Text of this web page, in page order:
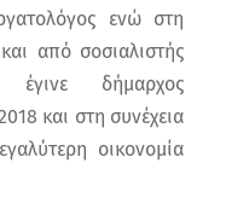
ενώ στη
από σοσιαλιστής
έγινε δήμαρχος
και στη συνέχεια
οικονομία